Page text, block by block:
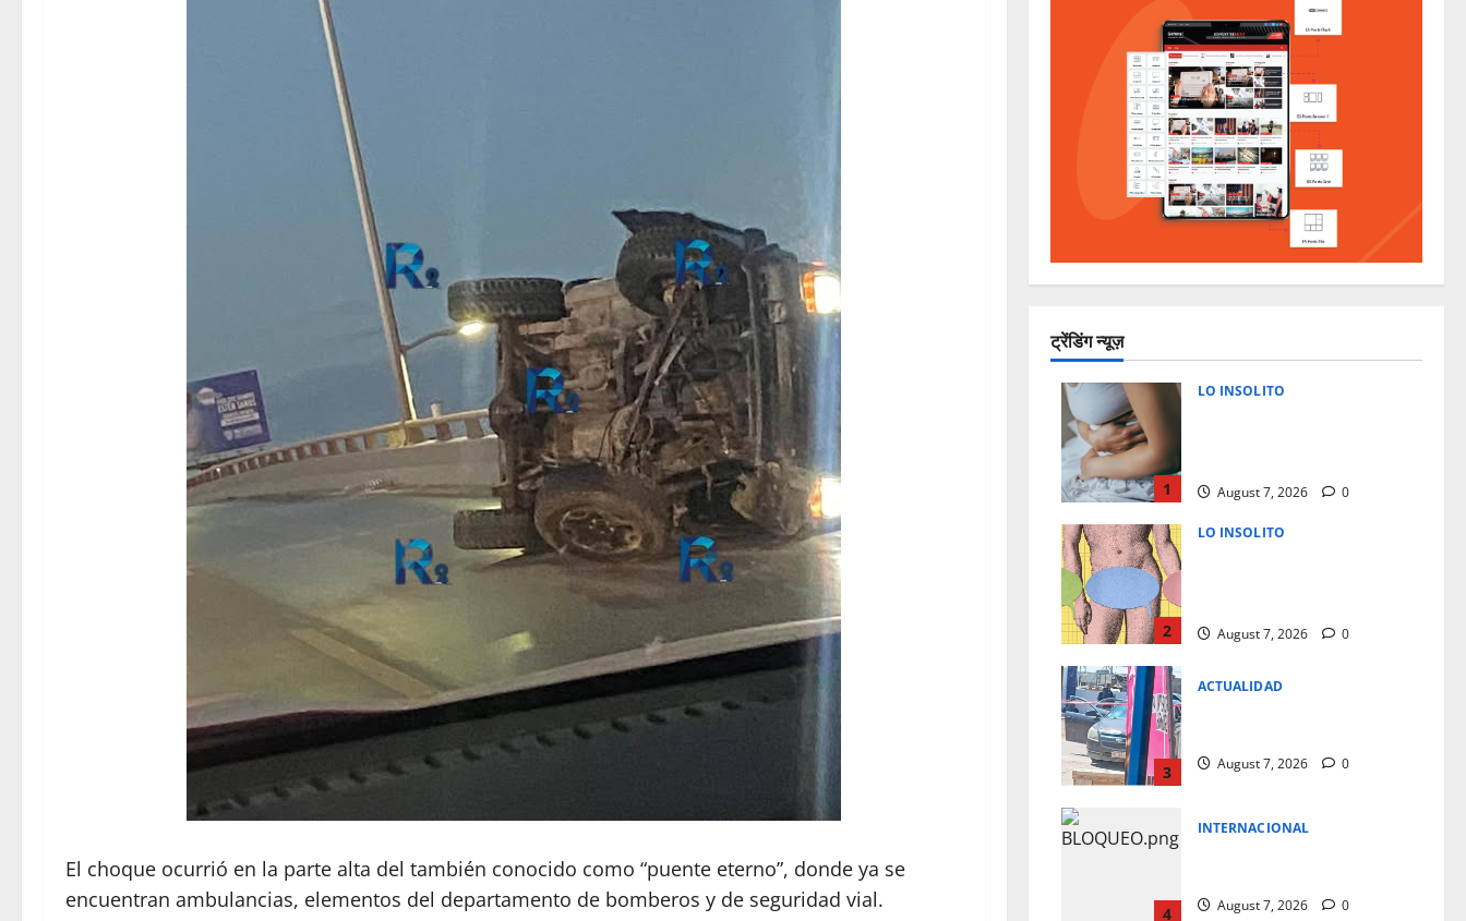
El choque ocurrió en la parte alta del también conocido como “puente eterno”, donde ya se
encuentran ambulancias, elementos del departamento de bomberos y de seguridad vial.
ट्रेंडिंग न्यूज़
1
LO INSOLITO
August 7, 2026 0
2
LO INSOLITO
August 7, 2026 0
3
ACTUALIDAD
August 7, 2026 0
4
INTERNACIONAL
August 7, 2026 0